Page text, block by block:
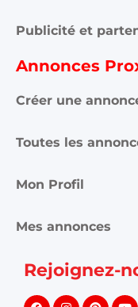
Publicité et
Annonces
Créer une
Toutes les
Mon Profil
Mes annonces
Rejoignez-